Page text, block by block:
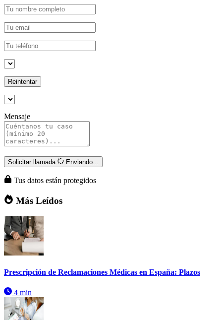
Reintentar
Mensaje
Solicitar llamada Enviando...
Tus datos están protegidos
Más Leídos
Prescripción de Reclamaciones Médicas en España: Plazos
4 min